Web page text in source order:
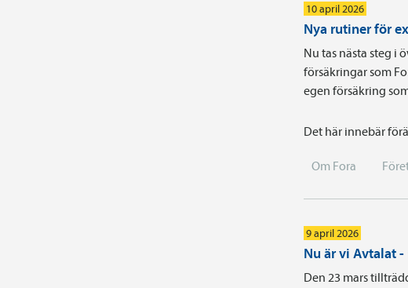
10 april 2026
Nya rutiner för
Nu tas nästa steg i
försäkringar som
egen försäkring
Det här innebär
Om Fora
9 april 2026
Nu är vi Avtalat
Den 23 mars